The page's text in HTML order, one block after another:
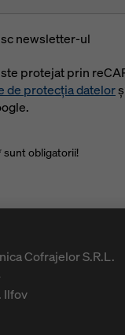
newsletter-ul
protejat prin
de protecția datelor
sunt obligatorii!
Cofrajelor S.R.L.
Ilfov